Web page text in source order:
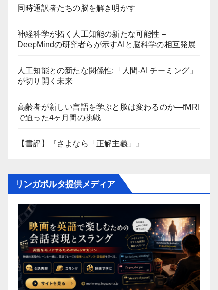
同時通訳者たちの脳を解き明かす
神経科学が拓く人工知能の新たな可能性 –
DeepMindの研究者らが示すAIと脳科学の相互発展
人工知能との新たな関係性:「人間-AI チーミング」
が切り開く未来
高齢者が新しい言語を学ぶと脳は変わるのか―fMRI
で迫った4ヶ月間の挑戦
【書評】『さよなら「正解主義」』
リンガポルタ提供メディア